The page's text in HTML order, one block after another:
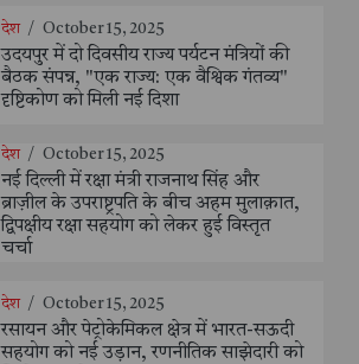
देश / October 15, 2025
उदयपुर में दो दिवसीय राज्य पर्यटन मंत्रियों की
बैठक संपन्न, "एक राज्य: एक वैश्विक गंतव्य"
दृष्टिकोण को मिली नई दिशा
देश / October 15, 2025
नई दिल्ली में रक्षा मंत्री राजनाथ सिंह और
ब्राज़ील के उपराष्ट्रपति के बीच अहम मुलाक़ात,
द्विपक्षीय रक्षा सहयोग को लेकर हुई विस्तृत
चर्चा
देश / October 15, 2025
रसायन और पेट्रोकेमिकल क्षेत्र में भारत-सऊदी
सहयोग को नई उड़ान, रणनीतिक साझेदारी को